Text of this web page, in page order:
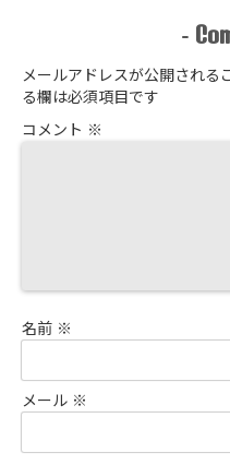
-
メールアドレスが公開される
る欄は必須項目です
コメント ※
名前 ※
メール ※